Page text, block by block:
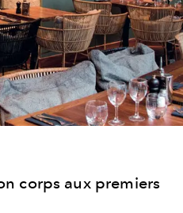
corps aux premiers